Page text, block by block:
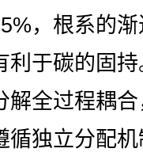
，根系的
利于碳的固
解全过程耦
循独立分配